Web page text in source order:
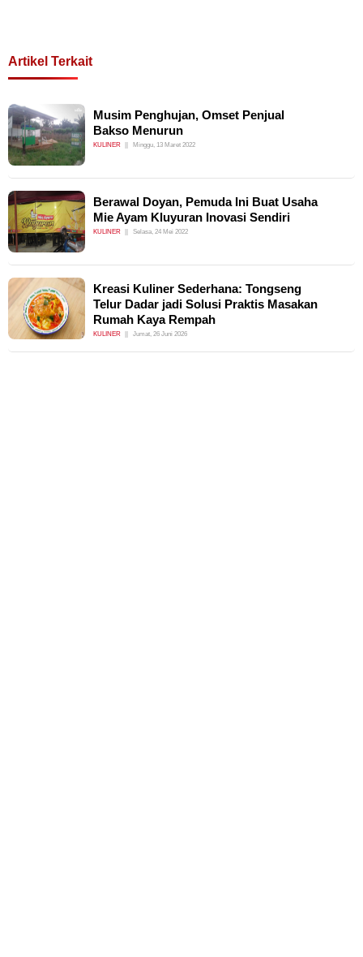
Artikel Terkait
Musim Penghujan, Omset Penjual
Bakso Menurun
KULINER Minggu, 13 Maret 2022
Berawal Doyan, Pemuda Ini Buat Usaha
Mie Ayam Kluyuran Inovasi Sendiri
KULINER Selasa, 24 Mei 2022
Kreasi Kuliner Sederhana: Tongseng
Telur Dadar jadi Solusi Praktis Masakan
Rumah Kaya Rempah
KULINER Jumat, 26 Juni 2026